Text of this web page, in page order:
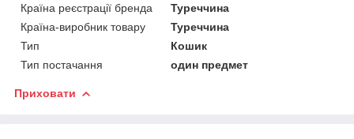
Країна реєстрації бренда
Туреччина
Країна-виробник товару
Туреччина
Тип
Кошик
Тип постачання
один предмет
Приховати